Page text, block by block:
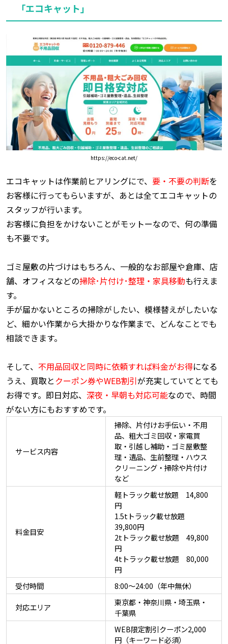
「エコキャット」
https://eco-cat.net/
エコキャットは作業前ヒアリングにで、 要・不要の判断を
お客様に行ってもらいますが、あとは全てエコキャットの
スタッフが行います。
お客様に負担をかけないことがモットーなので、何の準備
も不要です。
ゴミ屋敷の片づけはもちろん、一般的なお部屋や倉庫、店
舗、オフィスなどの掃除･片付け･整理・家具移動も行えま
す。
手が届かないところの掃除がしたい、模様替えがしたいな
ど、細かい作業から大掛かりな作業まで、どんなことでも
相談できます。
そして、 不用品回収と同時に依頼すれば料金がお得になる
うえ、買取とクーポン券やWEB割引が充実していてとても
お得です。即日対応、 深夜・早朝も対応可能なので、時間
がない方にもおすすめです。
サービス内容
掃除、片付けお手伝い・不用
品、粗大ゴミ回収・家電買
取・引越し補助・ゴミ屋敷整
理・遺品、生前整理・ハウス
クリーニング・掃除や片付け
など
料金目安
軽トラック載せ放題 14,800
円
1.5tトラック載せ放題
39,800円
2tトラック載せ放題 49,800
円
4tトラック載せ放題 80,000
円
受付時間
8:00〜24:00（年中無休）
対応エリア
東京都・神奈川県・埼玉県・
千葉県
WEB限定割引クーポン2,000
円（キーワード必須）